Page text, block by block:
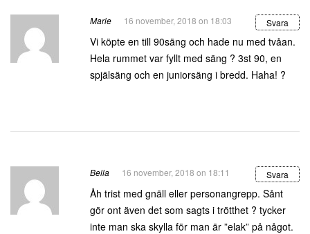
Marie 16 november, 2018 on 18:03 Svara
Vi köpte en till 90säng och hade nu med tvåan.
Hela rummet var fyllt med säng ? 3st 90, en
spjälsäng och en juniorsäng i bredd. Haha! ?
Bella 16 november, 2018 on 18:11 Svara
Åh trist med gnäll eller personangrepp. Sånt
gör ont även det som sagts i trötthet ? tycker
inte man ska skylla för man är ”elak” på något.